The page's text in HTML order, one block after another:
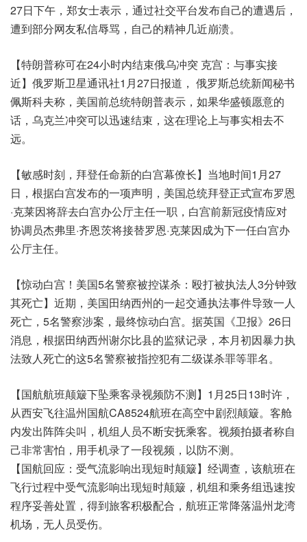
27日下午，郑女士表示，通过社交平台发布自己的遭遇后，
遭到部分网友私信辱骂，自己的精神几近崩溃。
【特朗普称可在24小时内结束俄乌冲突 克宫：与事实接
近】俄罗斯卫星通讯社1月27日报道， 俄罗斯总统新闻秘书
佩斯科夫称，美国前总统特朗普表示，如果华盛顿愿意的
话，乌克兰冲突可以迅速结束，这在理论上与事实相去不
远。
【敏感时刻，拜登任命新的白宫幕僚长】当地时间1月27
日，根据白宫发布的一项声明，美国总统拜登正式宣布罗恩
·克莱因将辞去白宫办公厅主任一职，白宫前新冠疫情应对
协调员杰弗里·齐恩茨将接替罗恩·克莱因成为下一任白宫办
公厅主任。
【惊动白宫！美国5名警察被控谋杀：殴打被执法人3分钟致
其死亡】近期，美国田纳西州的一起交通执法事件导致一人
死亡，5名警察涉案，最终惊动白宫。据英国《卫报》26日
消息，根据田纳西州谢尔比县的监狱记录，本月初因暴力执
法致人死亡的这5名警察被指控犯有二级谋杀罪等罪名。
【国航航班颠簸下坠乘客录视频防不测】1月25日13时许，
从西安飞往温州国航CA8524航班在高空中剧烈颠簸。客舱
内发出阵阵尖叫，机组人员不断安抚乘客。视频拍摄者称自
己非常害怕，用手机录了一段视频，以防不测。
【国航回应：受气流影响出现短时颠簸】经调查，该航班在
飞行过程中受气流影响出现短时颠簸，机组和乘务组迅速按
程序妥善处置，得到旅客积极配合，航班正常降落温州龙湾
机场，无人员受伤。